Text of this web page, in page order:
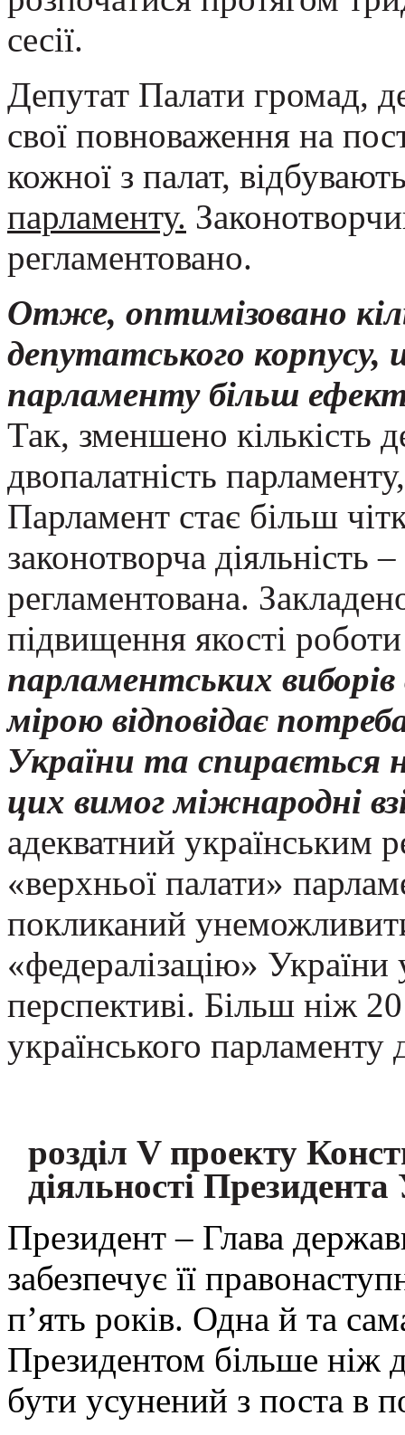
сесії.
Депутат Палати громад,
свої повноваження на
кожної з палат,
парламенту.
регламентовано.
Отже, оптимізовано
депутатського
парламенту більш
Так, зменшено кількість
двопалатність
Парламент стає більш
законотворча діяльність
регламентована.
підвищення якості
парламентських
мірою відповідає
України та спирається
цих вимог міжнародні
адекватний українським
«верхньої палати»
покликаний
«федералізацію» України
перспективі. Більш ніж
українського парламенту
розділ V проекту
діяльності
Президент – Глава
забезпечує її
п’ять років. Одна й та
Президентом більше ніж
бути усунений з поста в